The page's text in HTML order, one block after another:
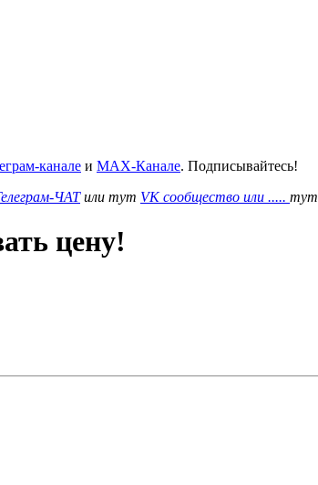
канале и MAX-Канале. Подписывайтесь!
ЧАТили тут VK сообщество или ..... тут
цену!